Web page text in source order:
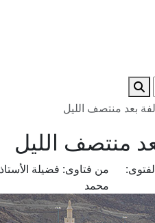
بعد منتصف الليل
منتصف الليل
من فتاوى: فضيلة
محمد